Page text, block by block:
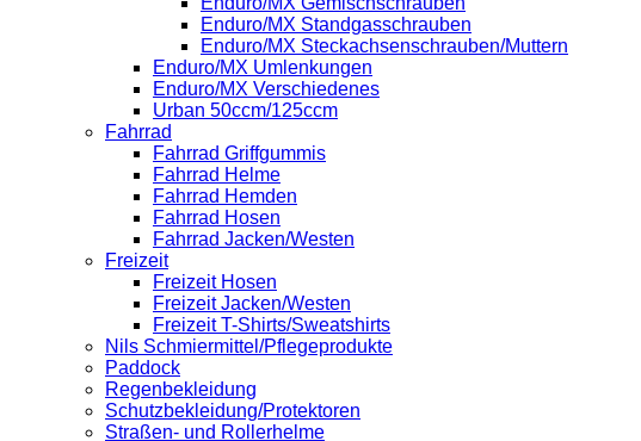
Enduro/MX Standgasschrauben
Enduro/MX Steckachsenschrauben/Muttern
Enduro/MX Umlenkungen
Enduro/MX Verschiedenes
Urban 50ccm/125ccm
Fahrrad
Fahrrad Griffgummis
Fahrrad Helme
Fahrrad Hemden
Fahrrad Hosen
Fahrrad Jacken/Westen
Freizeit
Freizeit Hosen
Freizeit Jacken/Westen
Freizeit T-Shirts/Sweatshirts
Nils Schmiermittel/Pflegeprodukte
Paddock
Regenbekleidung
Schutzbekleidung/Protektoren
Straßen- und Rollerhelme